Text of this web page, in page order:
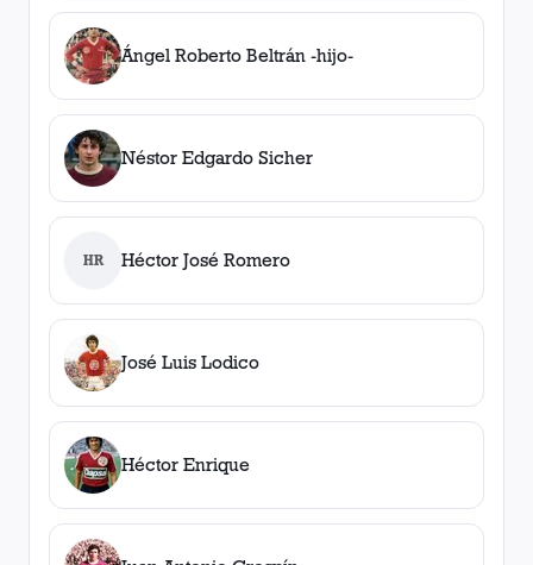
Ángel Roberto Beltrán -hijo-
Néstor Edgardo Sicher
HR Héctor José Romero
José Luis Lodico
Héctor Enrique